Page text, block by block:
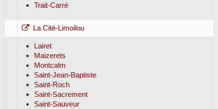
Trait-Carré
La Cité-Limoilou
Lairet
Maizerets
Montcalm
Saint-Jean-Baptiste
Saint-Roch
Saint-Sacrement
Saint-Sauveur